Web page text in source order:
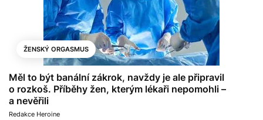
ŽENSKÝ ORGASMUS
Měl to být banální zákrok, navždy je ale připravil
o rozkoš. Příběhy žen, kterým lékaři nepomohli –
a nevěřili
Redakce Heroine